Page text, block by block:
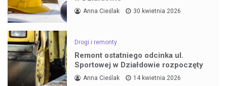
Anna Cieślak 30 kwietnia 2026
Drogi i remonty
Remont ostatniego odcinka ul.
Sportowej w Działdowie rozpoczęty
Anna Cieślak 14 kwietnia 2026